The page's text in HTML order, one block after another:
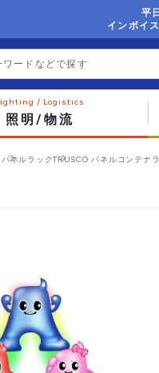
平
インボイ
照明/物流
パネルラックTRUSCO パネルコンテナ